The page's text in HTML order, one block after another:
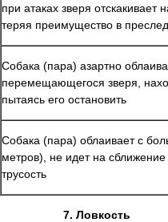
при атаках зверя отскакивает
теряя преимущество в
Собака (пара) азартно
перемещающегося зверя,
пытаясь его остановить
Собака (пара) облаивает с
метров), не идет на
трусость
7. Ловкость